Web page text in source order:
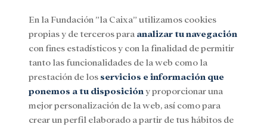
Menu
SocialInvestigación y becasCultura
En la Fundación ”la Caixa” utilizamos cookies
propias y de terceros para analizar tu navegación
con fines estadísticos y con la finalidad de permitir
tanto las funcionalidades de la web como la
prestación de los servicios e información que
ponemos a tu disposición y proporcionar una
mejor personalización de la web, así como para
crear un perfil elaborado a partir de tus hábitos de